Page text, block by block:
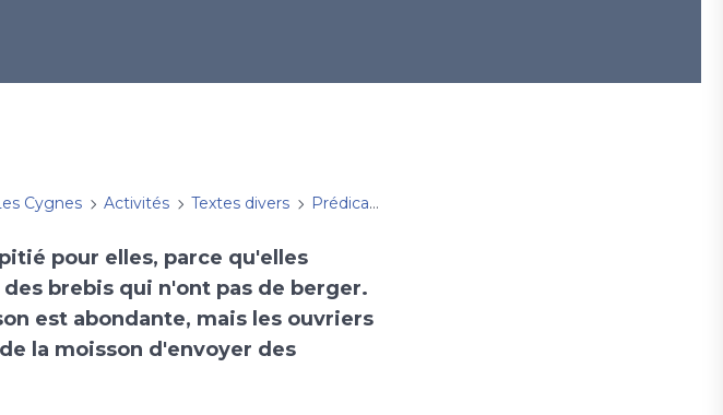
Cygnes Activités Textes divers Prédications
pour elles, parce qu'elles
brebis qui n'ont pas de berger.
est abondante, mais les ouvriers
la moisson d'envoyer des